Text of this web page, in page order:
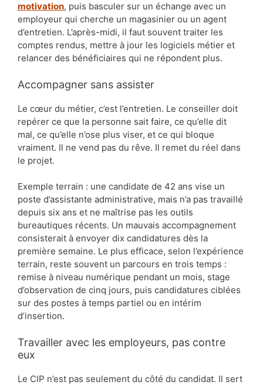
motivation, puis basculer sur un échange avec un
employeur qui cherche un magasinier ou un agent
d’entretien. L’après-midi, il faut souvent traiter les
comptes rendus, mettre à jour les logiciels métier et
relancer des bénéficiaires qui ne répondent plus.
Accompagner sans assister
Le cœur du métier, c’est l’entretien. Le conseiller doit
repérer ce que la personne sait faire, ce qu’elle dit
mal, ce qu’elle n’ose plus viser, et ce qui bloque
vraiment. Il ne vend pas du rêve. Il remet du réel dans
le projet.
Exemple terrain : une candidate de 42 ans vise un
poste d’assistante administrative, mais n’a pas travaillé
depuis six ans et ne maîtrise pas les outils
bureautiques récents. Un mauvais accompagnement
consisterait à envoyer dix candidatures dès la
première semaine. Le plus efficace, selon l’expérience
terrain, reste souvent un parcours en trois temps :
remise à niveau numérique pendant un mois, stage
d’observation de cinq jours, puis candidatures ciblées
sur des postes à temps partiel ou en intérim
d’insertion.
Travailler avec les employeurs, pas contre
eux
Le CIP n’est pas seulement du côté du candidat. Il sert